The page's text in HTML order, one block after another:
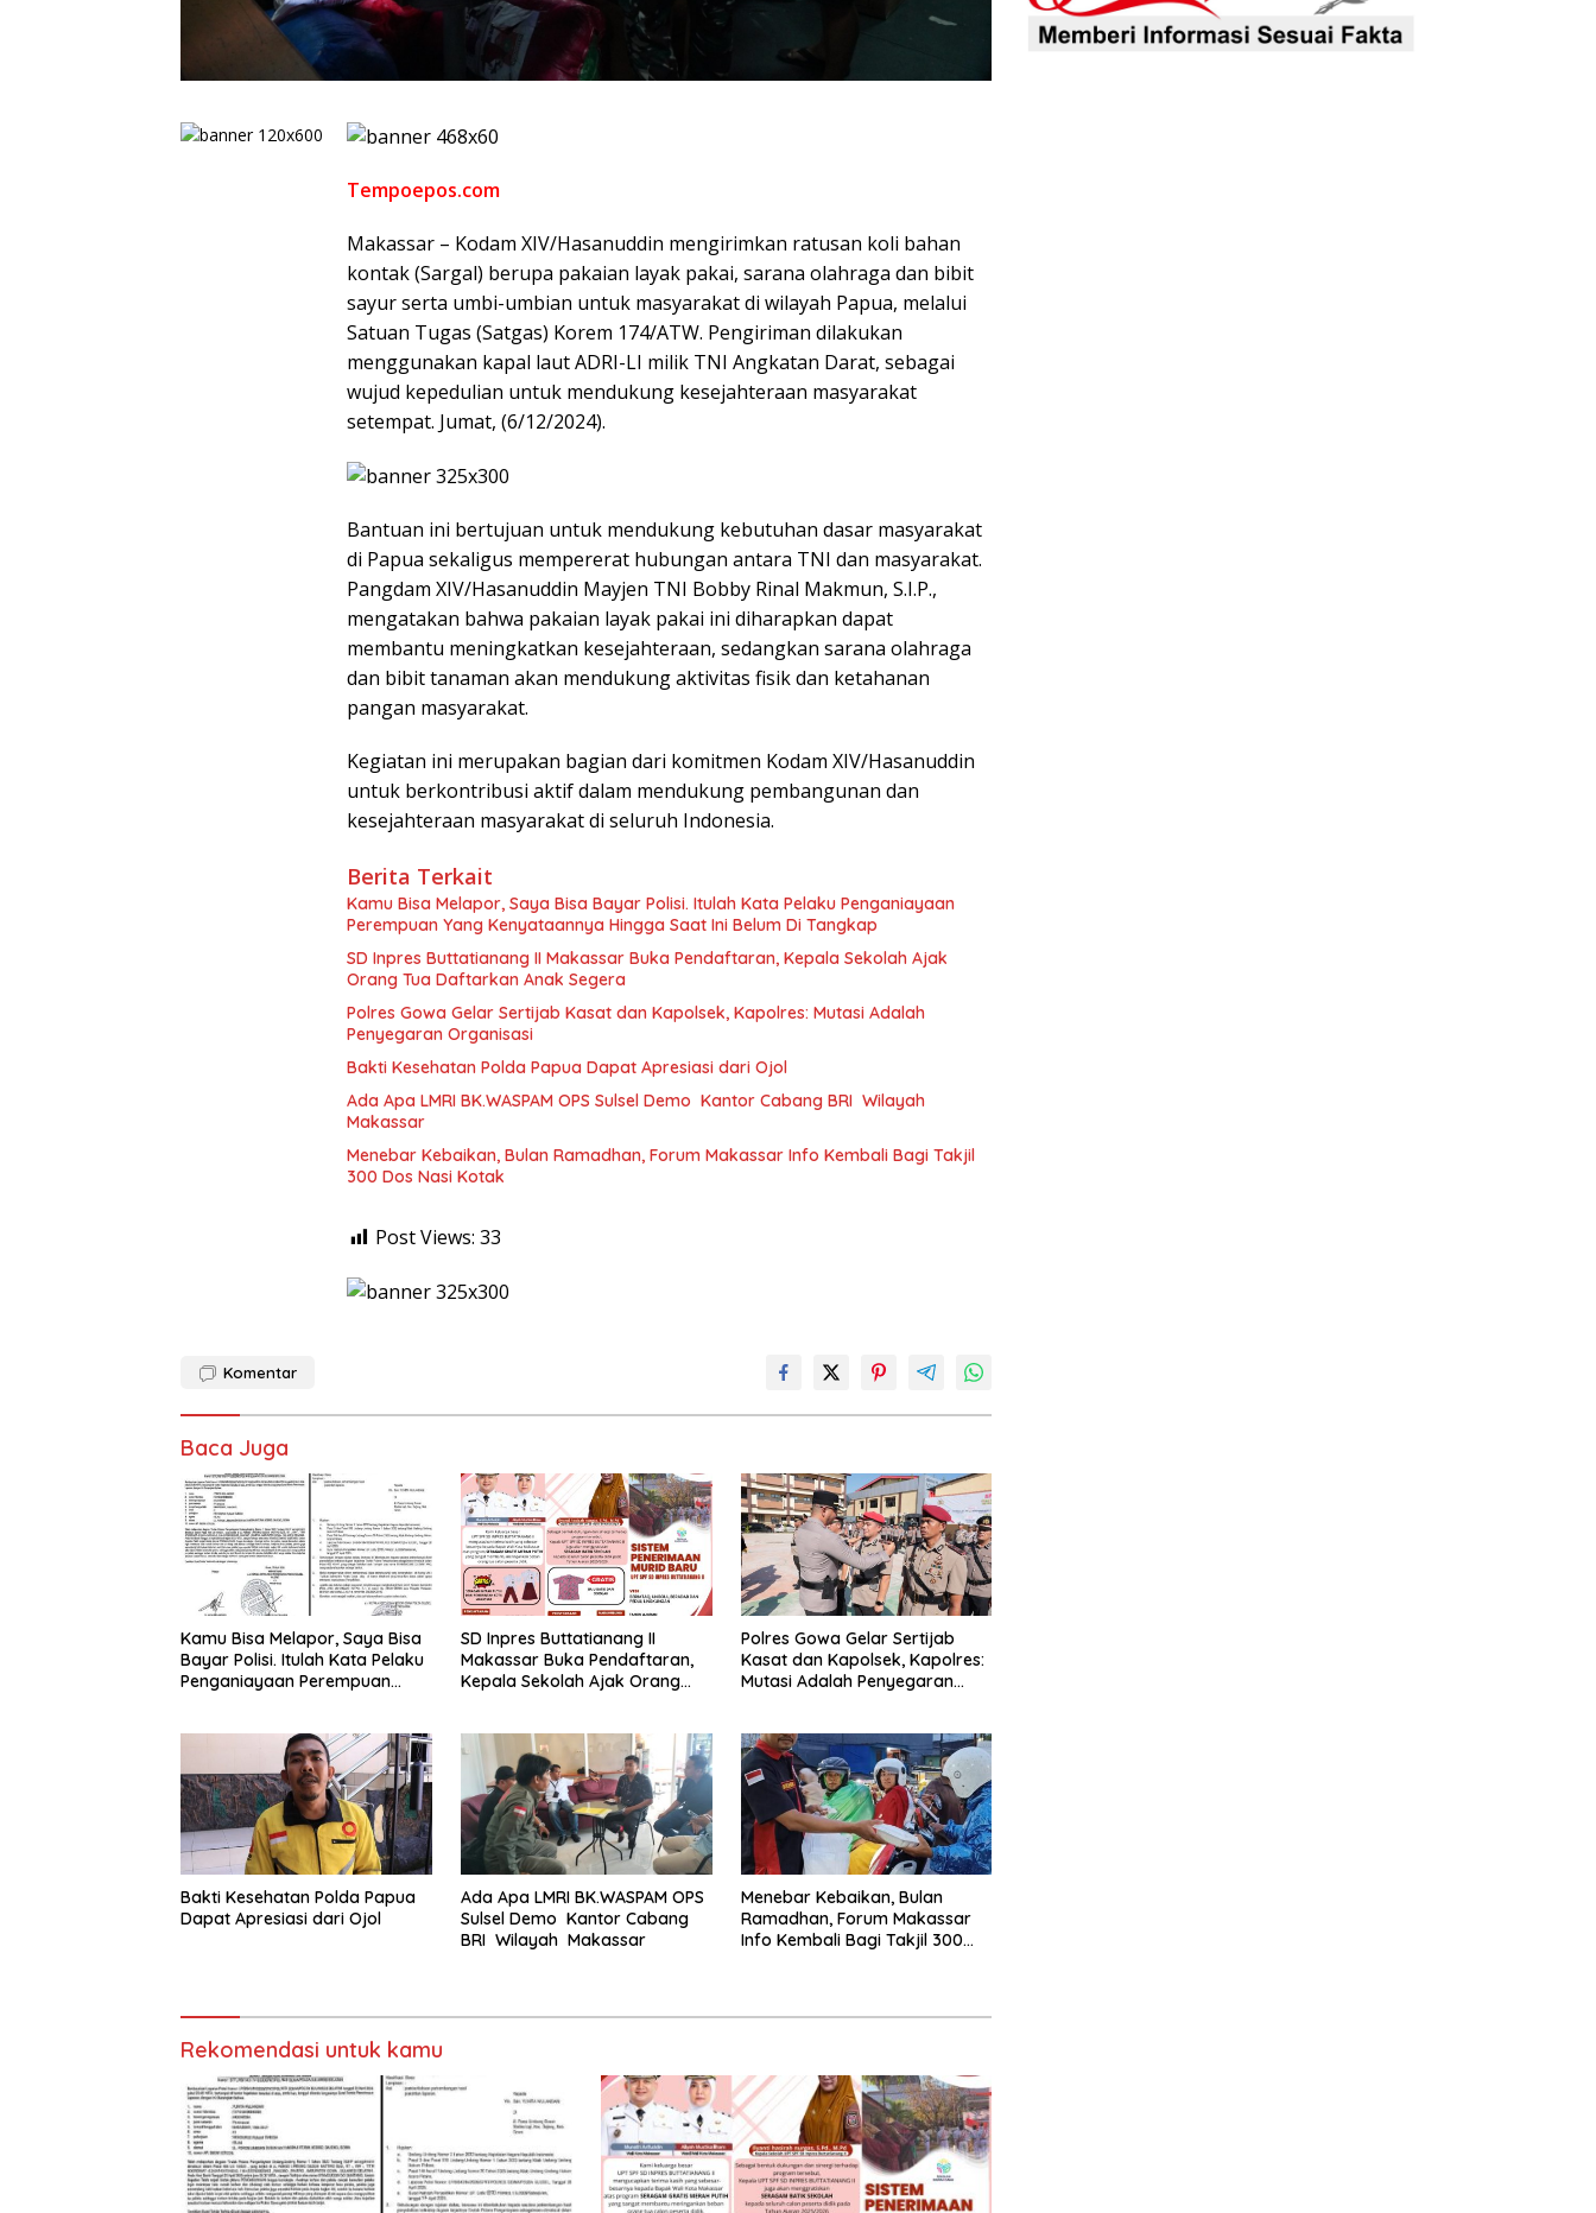
Tempoepos.com
Makassar – Kodam XIV/Hasanuddin mengirimkan ratusan koli bahan
kontak (Sargal) berupa pakaian layak pakai, sarana olahraga dan bibit
sayur serta umbi-umbian untuk masyarakat di wilayah Papua, melalui
Satuan Tugas (Satgas) Korem 174/ATW. Pengiriman dilakukan
menggunakan kapal laut ADRI-LI milik TNI Angkatan Darat, sebagai
wujud kepedulian untuk mendukung kesejahteraan masyarakat
setempat. Jumat, (6/12/2024).
Bantuan ini bertujuan untuk mendukung kebutuhan dasar masyarakat
di Papua sekaligus mempererat hubungan antara TNI dan masyarakat.
Pangdam XIV/Hasanuddin Mayjen TNI Bobby Rinal Makmun, S.I.P.,
mengatakan bahwa pakaian layak pakai ini diharapkan dapat
membantu meningkatkan kesejahteraan, sedangkan sarana olahraga
dan bibit tanaman akan mendukung aktivitas fisik dan ketahanan
pangan masyarakat.
Kegiatan ini merupakan bagian dari komitmen Kodam XIV/Hasanuddin
untuk berkontribusi aktif dalam mendukung pembangunan dan
kesejahteraan masyarakat di seluruh Indonesia.
Berita Terkait
Kamu Bisa Melapor, Saya Bisa Bayar Polisi. Itulah Kata Pelaku Penganiayaan
Perempuan Yang Kenyataannya Hingga Saat Ini Belum Di Tangkap
SD Inpres Buttatianang II Makassar Buka Pendaftaran, Kepala Sekolah Ajak
Orang Tua Daftarkan Anak Segera
Polres Gowa Gelar Sertijab Kasat dan Kapolsek, Kapolres: Mutasi Adalah
Penyegaran Organisasi
Bakti Kesehatan Polda Papua Dapat Apresiasi dari Ojol
Ada Apa LMRI BK.WASPAM OPS Sulsel Demo Kantor Cabang BRI Wilayah
Makassar
Menebar Kebaikan, Bulan Ramadhan, Forum Makassar Info Kembali Bagi Takjil
300 Dos Nasi Kotak
Post Views: 33
Komentar
Baca Juga
Kamu Bisa Melapor, Saya Bisa
Bayar Polisi. Itulah Kata Pelaku
Penganiayaan Perempuan
SD Inpres Buttatianang II
Makassar Buka Pendaftaran,
Kepala Sekolah Ajak Orang
Polres Gowa Gelar Sertijab
Kasat dan Kapolsek, Kapolres:
Mutasi Adalah Penyegaran
Bakti Kesehatan Polda Papua
Dapat Apresiasi dari Ojol
Ada Apa LMRI BK.WASPAM OPS
Sulsel Demo Kantor Cabang
BRI Wilayah Makassar
Menebar Kebaikan, Bulan
Ramadhan, Forum Makassar
Info Kembali Bagi Takjil 300
Rekomendasi untuk kamu